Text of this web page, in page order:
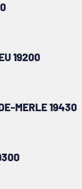
19200
MERLE 19430